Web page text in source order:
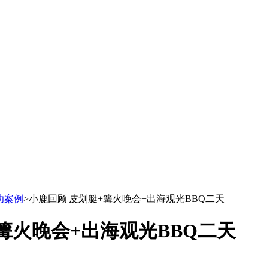
案例>小鹿回顾|皮划艇+篝火晚会+出海观光BBQ二天
火晚会+出海观光BBQ二天